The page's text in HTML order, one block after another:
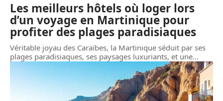
Les meilleurs hôtels où loger lors
d’un voyage en Martinique pour
profiter des plages paradisiaques
Véritable joyau des Caraïbes, la Martinique séduit par ses
plages paradisiaques, ses paysages luxuriants, et une…